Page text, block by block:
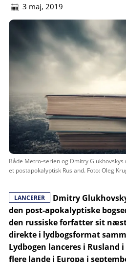
3 maj, 2019
Både Metro-serien og Dmitry
et postapokalyptisk Rusland. Foto: Oleg
LANCERER
Dmitry
den post-apokalyptiske
den russiske forfatter sit
direkte i lydbogsformat
Lydbogen lanceres i Rusland
flere lande i Europa i